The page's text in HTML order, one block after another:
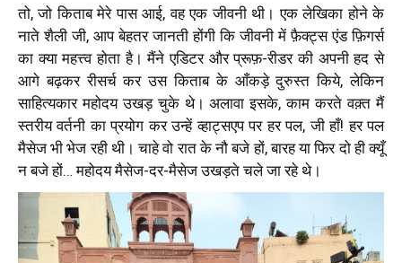
तो, जो किताब मेरे पास आई, वह एक जीवनी थी। एक लेखिका होने के
नाते शैली जी, आप बेहतर जानती होंगी कि जीवनी में फ़ैक्ट्स एंड फ़िगर्स
का क्या महत्त्व होता है। मैंने एडिटर और प्रूफ़-रीडर की अपनी हद से
आगे बढ़कर रीसर्च कर उस किताब के आँकड़े दुरुस्त किये, लेकिन
साहित्यकार महोदय उखड़ चुके थे। अलावा इसके, काम करते वक़्त मैं
स्तरीय वर्तनी का प्रयोग कर उन्हें व्हाट्सएप पर हर पल, जी हाँ! हर पल
मैसेज भी भेज रही थी। चाहे वो रात के नौ बजे हों, बारह या फिर दो ही क्यूँ
न बजे हों… महोदय मैसेज-दर-मैसेज उखड़ते चले जा रहे थे।